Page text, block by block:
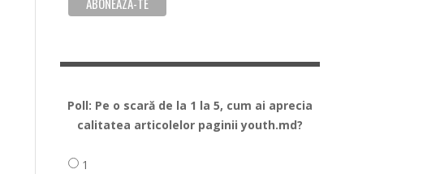
Poll: Pe o scară de la 1 la 5, cum ai aprecia
calitatea articolelor paginii youth.md?
1